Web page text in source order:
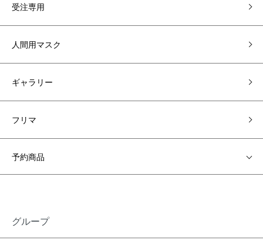
受注専用
人間用マスク
ギャラリー
フリマ
予約商品
グループ